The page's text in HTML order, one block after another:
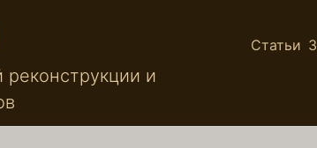
реконструкции и
Статьи